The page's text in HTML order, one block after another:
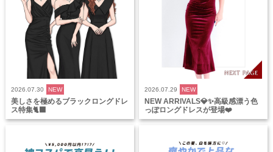
2026.07.30 NEW
美しさを極めるブラックロングドレ
ス特集🐈‍⬛
2026.07.29 NEW
NEW ARRIVALS💎✨高級感漂う色
っぽロングドレスが登場❤️